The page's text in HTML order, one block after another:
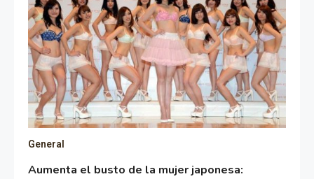
General
Aumenta el busto de la mujer japonesa: